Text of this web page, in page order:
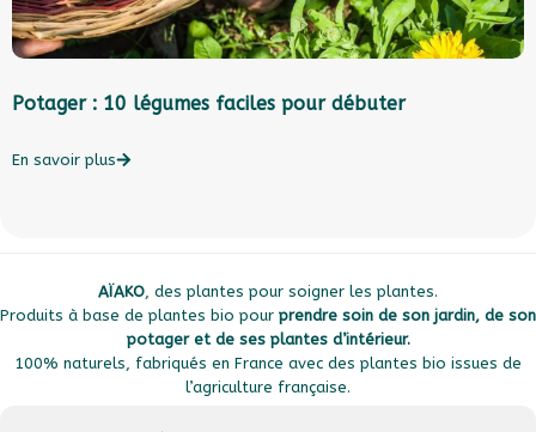
Potager : 10 légumes faciles pour débuter
En savoir plus
AÏAKO , des plantes pour soigner les plantes.
Produits à base de plantes bio pour prendre soin de son jardin, de son
potager et de ses plantes d’intérieur.
100% naturels, fabriqués en France avec des plantes bio issues de
l’agriculture française.